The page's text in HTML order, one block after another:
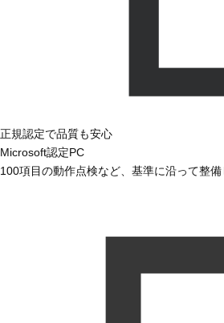
正規認定で品質も安心
Microsoft認定PC
100項目の動作点検など、基準に沿って整